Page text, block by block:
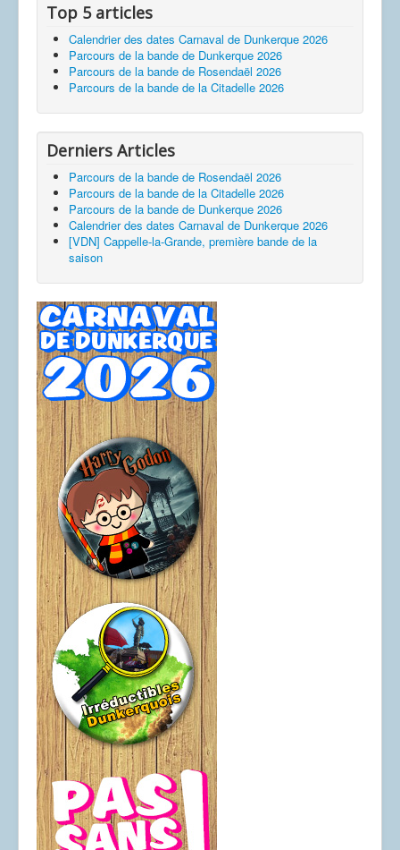
Top 5 articles
Calendrier des dates Carnaval de Dunkerque 2026
Parcours de la bande de Dunkerque 2026
Parcours de la bande de Rosendaël 2026
Parcours de la bande de la Citadelle 2026
Derniers Articles
Parcours de la bande de Rosendaël 2026
Parcours de la bande de la Citadelle 2026
Parcours de la bande de Dunkerque 2026
Calendrier des dates Carnaval de Dunkerque 2026
[VDN] Cappelle-la-Grande, première bande de la
saison